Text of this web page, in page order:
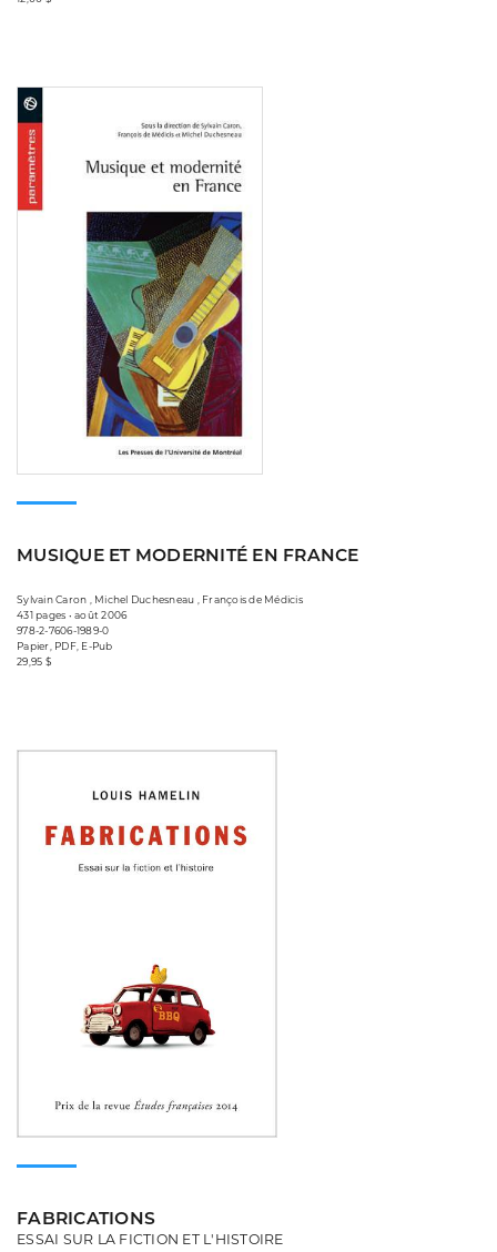
MUSIQUE ET MODERNITÉ EN FRANCE
Sylvain Caron , Michel Duchesneau , François de Médicis
431 pages • août 2006
978-2-7606-1989-0
Papier, PDF, E-Pub
29,95 $
FABRICATIONS
ESSAI SUR LA FICTION ET L'HISTOIRE